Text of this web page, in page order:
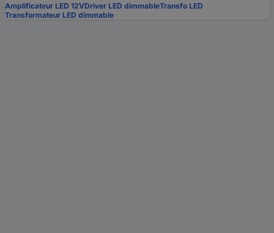
Amplificateur LED 12VDriver LED dimmableTransfo LED
Transformateur LED dimmable